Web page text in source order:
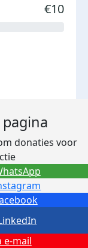
€10
donaties voor
e-mail